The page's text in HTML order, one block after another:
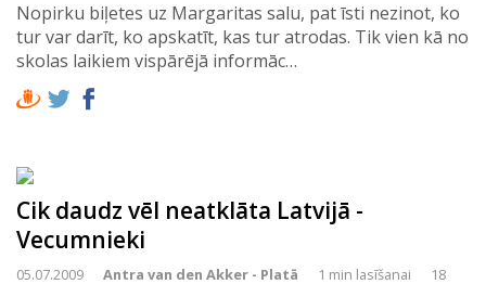
Nopirku biļetes uz Margaritas salu, pat īsti nezinot, ko
tur var darīt, ko apskatīt, kas tur atrodas. Tik vien kā no
skolas laikiem vispārējā informāc…
Cik daudz vēl neatklāta Latvijā -
Vecumnieki
05.07.2009 Antra van den Akker - Platā 1 min lasīšanai
18